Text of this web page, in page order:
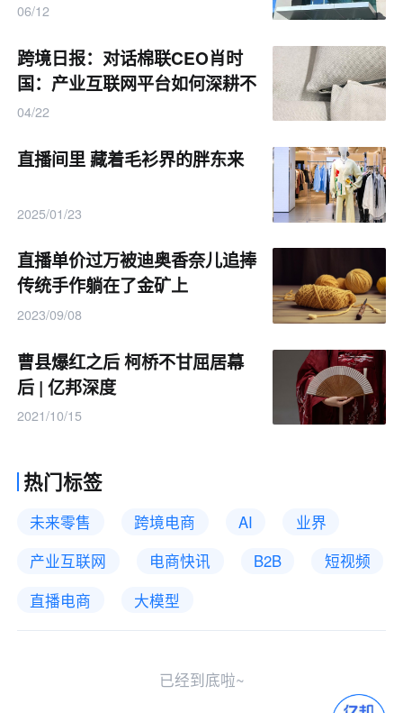
06/12
跨境日报：对话棉联CEO肖时
国：产业互联网平台如何深耕不
追风口
04/22
直播间里 藏着毛衫界的胖东来
2025/01/23
直播单价过万被迪奥香奈儿追捧
传统手作躺在了金矿上
2023/09/08
曹县爆红之后 柯桥不甘屈居幕
后 | 亿邦深度
2021/10/15
热门标签
未来零售 跨境电商 AI
业界
产业互联网
电商快讯 B2B
短视频
直播电商
大模型
已经到底啦~